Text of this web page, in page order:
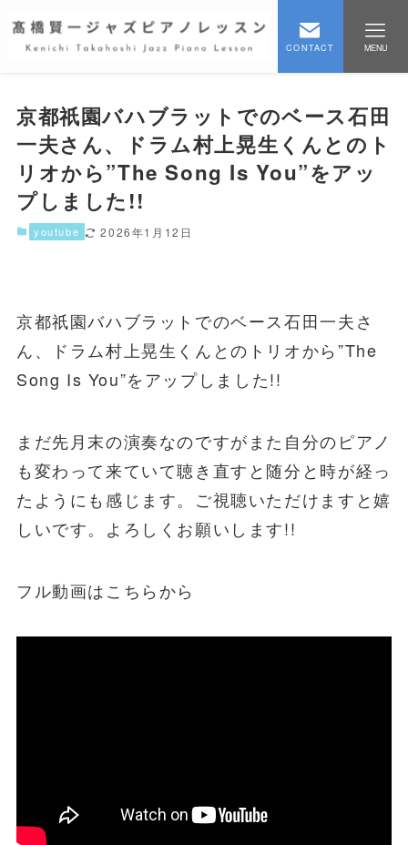
CONTACT MENU
京都祇園バハブラットでのベース石田
一夫さん、ドラム村上晃生くんとのト
リオから”The Song Is You”をアッ
プしました!!
youtube 2026年1月12日
京都祇園バハブラットでのベース石田一夫さ
ん、ドラム村上晃生くんとのトリオから”The
Song Is You”をアップしました!!
まだ先月末の演奏なのですがまた自分のピアノ
も変わって来ていて聴き直すと随分と時が経っ
たようにも感じます。ご視聴いただけますと嬉
しいです。よろしくお願いします!!
フル動画はこちらから